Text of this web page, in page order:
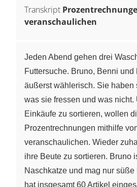
Transkript
veranschaulichen
Jeden Abend gehen drei
Futtersuche. Bruno, Benni
äußerst wählerisch. Sie haben
was sie fressen und was nicht.
Einkäufe zu sortieren, wollen
Prozentrechnungen mithilfe
veranschaulichen. Wieder
ihre Beute zu sortieren. Bruno
Naschkatze und mag nur
hat insgesamt 60 Artikel